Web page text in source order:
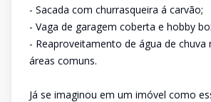
- Sacada com churrasqueira á carvão;
- Vaga de garagem coberta e hobby
- Reaproveitamento de água de chuva
áreas comuns.
Já se imaginou em um imóvel como